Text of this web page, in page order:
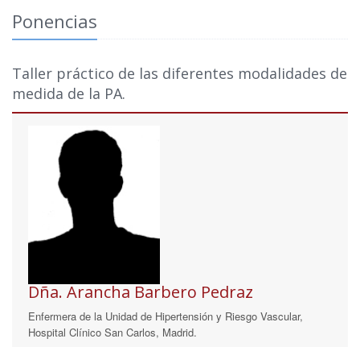
Ponencias
Taller práctico de las diferentes modalidades de
medida de la PA.
Dña. Arancha Barbero Pedraz
Enfermera de la Unidad de Hipertensión y Riesgo Vascular,
Hospital Clínico San Carlos, Madrid.